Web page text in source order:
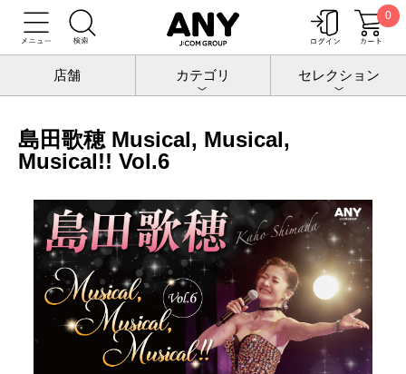
0
店舗 カテゴリ セレクション
トップ チケットポート 公演
島田歌穂 Musical, Musical, Musical!! Vol.6
島田歌穂 Musical, Musical,
Musical!! Vol.6